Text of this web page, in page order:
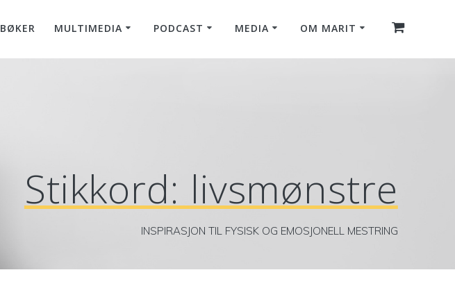
BØKER MULTIMEDIA PODCAST MEDIA OM MARIT
Stikkord: livsmønstre
INSPIRASJON TIL FYSISK OG EMOSJONELL MESTRING